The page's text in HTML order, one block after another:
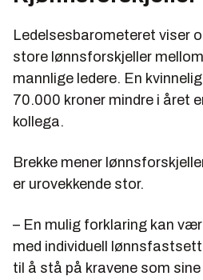
Ledelsesbarometeret viser
store lønnsforskjeller
mannlige ledere. En
70.000 kroner mindre i året
kollega.
Brekke mener
er urovekkende stor.
– En mulig forklaring kan
med individuell
til å stå på kravene som